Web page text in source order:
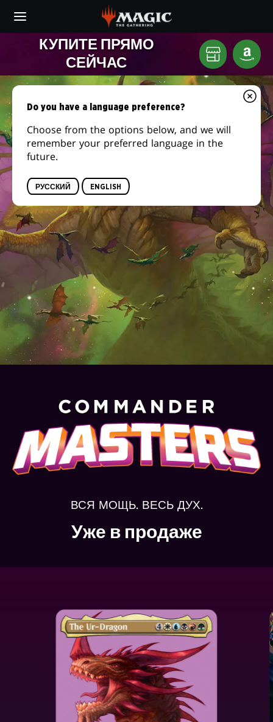
main
COMMANDER
MASTERS
КУПИТЕ ПРЯМО
СЕЙЧАС
Местном
игровом
магазине
ВСЯ МОЩЬ. ВЕСЬ ДУХ.
Уже в продаже
Do you have a language preference?
Choose from the options below, and we will
remember your preferred language in the
future.
РУССКИЙ ENGLISH